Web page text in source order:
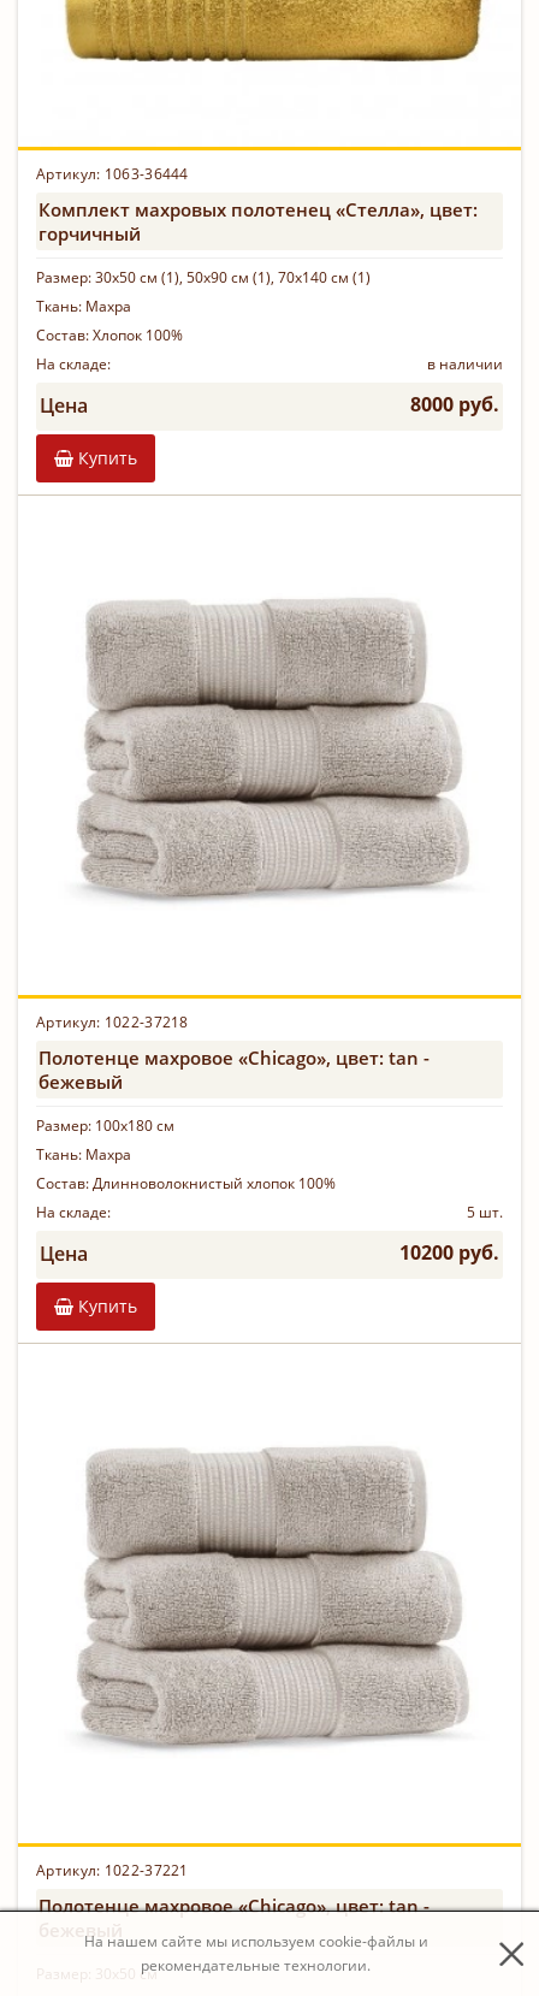
Артикул: 1063-36444
Комплект махровых полотенец «Стелла», цвет:
горчичный
Размер:30х50 см (1), 50х90 см (1), 70х140 см (1)
Ткань: Махра
Состав:Хлопок 100%
На складе:
в наличии
Цена 8000 руб.
Купить
Артикул: 1022-37218
Полотенце махровое «Chicago», цвет: tan -
бежевый
Размер: 100х180 см
Ткань: Махра
Состав:Длинноволокнистый хлопок 100%
На складе:
5 шт.
Цена 10200 руб.
Купить
Артикул: 1022-37221
Полотенце махровое «Chicago», цвет: tan -
бежевый
Размер:
30х50 см
На нашем сайте мы используем cookie-файлы и
рекомендательные технологии.